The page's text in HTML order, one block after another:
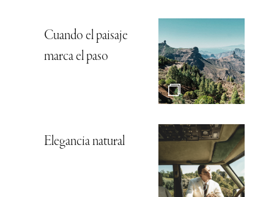
Cuando el paisaje
marca el paso
Elegancia natural